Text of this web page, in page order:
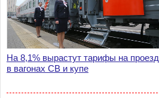
На 8,1% вырастут тарифы на проезд
в вагонах СВ и купе